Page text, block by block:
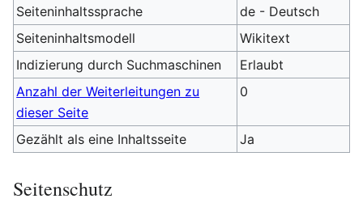
Seiteninhaltssprache
de - Deutsch
Seiteninhaltsmodell
Wikitext
Indizierung durch Suchmaschinen
Erlaubt
Anzahl der Weiterleitungen zu
dieser Seite
0
Gezählt als eine Inhaltsseite Ja
Seitenschutz